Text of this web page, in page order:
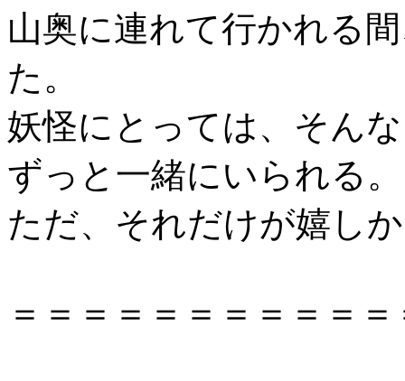
山奥に連れて行かれる
た。
妖怪にとっては、そん
ずっと一緒にいられる。
ただ、それだけが嬉し
＝＝＝＝＝＝＝＝＝＝